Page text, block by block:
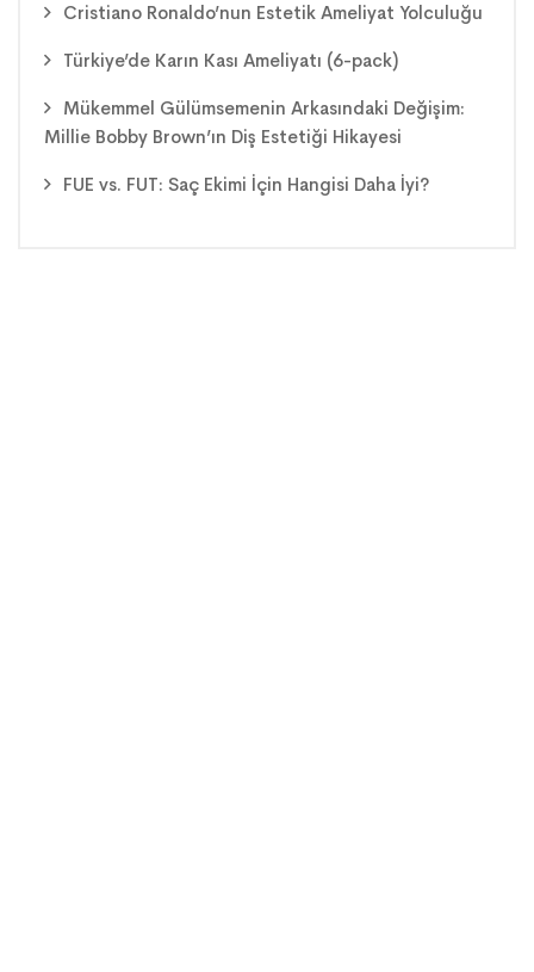
Cristiano Ronaldo’nun Estetik Ameliyat Yolculuğu
Türkiye’de Karın Kası Ameliyatı (6-pack)
Mükemmel Gülümsemenin Arkasındaki Değişim:
Millie Bobby Brown’ın Diş Estetiği Hikayesi
FUE vs. FUT: Saç Ekimi İçin Hangisi Daha İyi?